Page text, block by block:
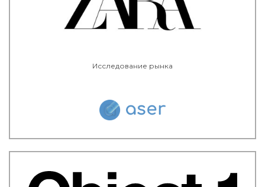
Исследование рынка